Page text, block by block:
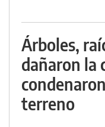
Árboles,
dañaron la
terreno